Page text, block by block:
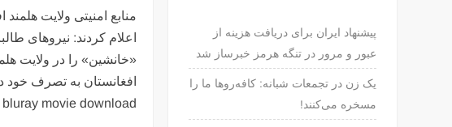
منابع امنیتی ولایت هلمند
اعلام کردند: نیروهای
«خانشین» را در ولایت
افغانستان به تصرف خود
bluray movie download شهرداری
پیشنهاد ایران برای دریافت هزینه از
عبور و مرور در تنگه هرمز خبرساز شد
یک زن در تجمعات شبانه: کافه‌روها ما را
مسخره می‌کنند!